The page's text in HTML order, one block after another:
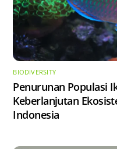
BIODIVERSITY
Penurunan Populasi
Keberlanjutan
Indonesia